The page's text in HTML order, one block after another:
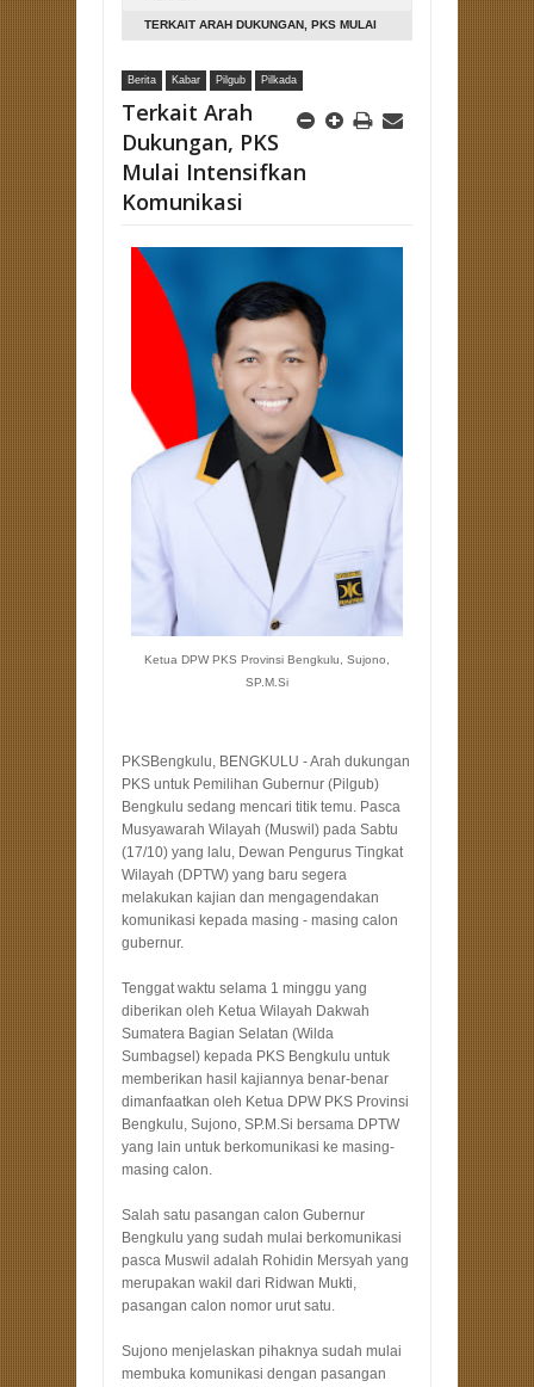
TERKAIT ARAH DUKUNGAN, PKS MULAI
Berita Kabar Pilgub Pilkada
Terkait Arah
Dukungan, PKS
Mulai Intensifkan
Komunikasi
Ketua DPW PKS Provinsi Bengkulu, Sujono,
SP.M.Si
PKSBengkulu, BENGKULU - Arah dukungan
PKS untuk Pemilihan Gubernur (Pilgub)
Bengkulu sedang mencari titik temu. Pasca
Musyawarah Wilayah (Muswil) pada Sabtu
(17/10) yang lalu, Dewan Pengurus Tingkat
Wilayah (DPTW) yang baru segera
melakukan kajian dan mengagendakan
komunikasi kepada masing - masing calon
gubernur.
Tenggat waktu selama 1 minggu yang
diberikan oleh Ketua Wilayah Dakwah
Sumatera Bagian Selatan (Wilda
Sumbagsel) kepada PKS Bengkulu untuk
memberikan hasil kajiannya benar-benar
dimanfaatkan oleh Ketua DPW PKS Provinsi
Bengkulu, Sujono, SP.M.Si bersama DPTW
yang lain untuk berkomunikasi ke masing-
masing calon.
Salah satu pasangan calon Gubernur
Bengkulu yang sudah mulai berkomunikasi
pasca Muswil adalah Rohidin Mersyah yang
merupakan wakil dari Ridwan Mukti,
pasangan calon nomor urut satu.
Sujono menjelaskan pihaknya sudah mulai
membuka komunikasi dengan pasangan